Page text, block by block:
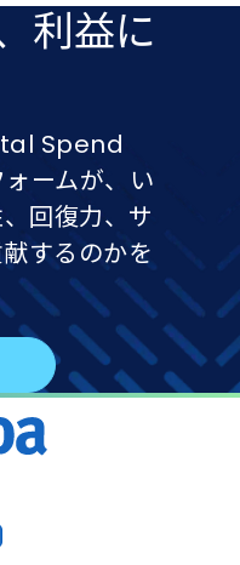
利益に​
Spend
ームが、い
回復力、サ
するのかを